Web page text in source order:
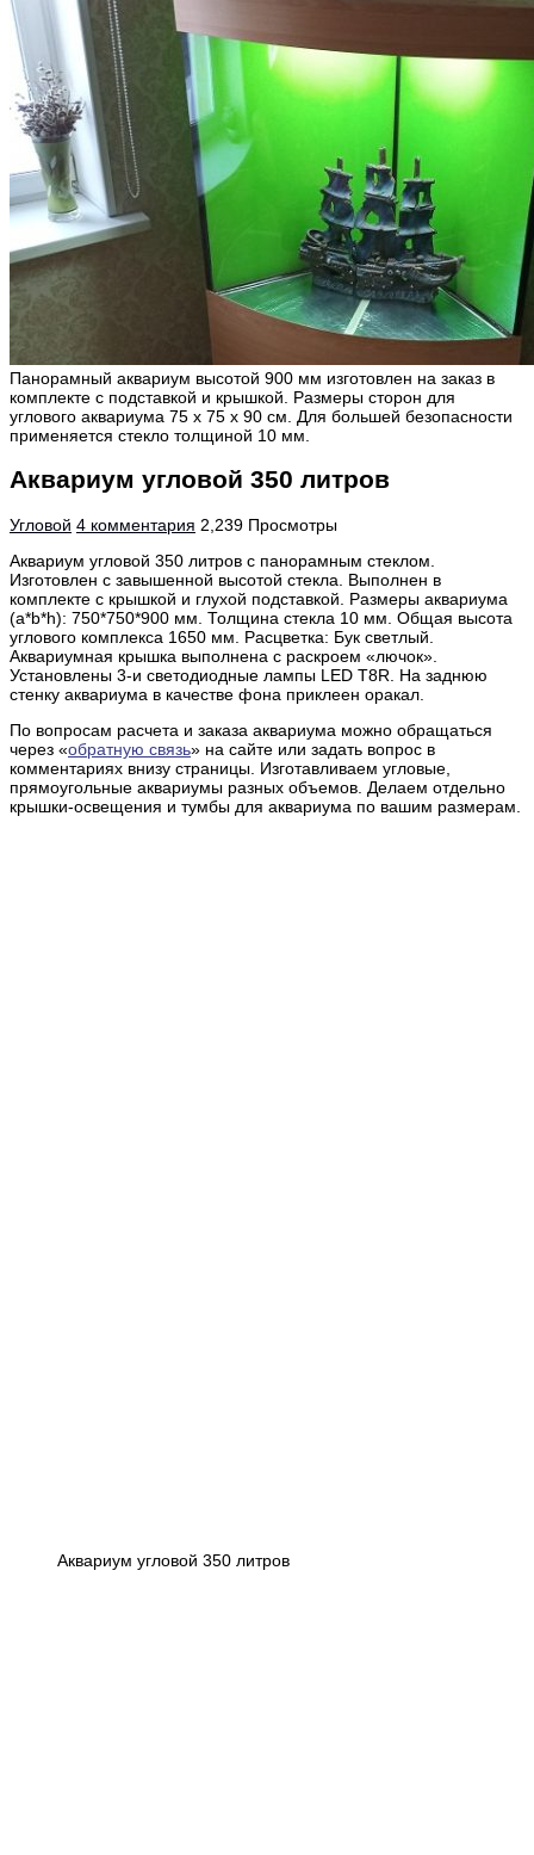
Панорамный аквариум высотой 900 мм изготовлен на заказ в
комплекте с подставкой и крышкой. Размеры сторон для
углового аквариума 75 х 75 х 90 см. Для большей безопасности
применяется стекло толщиной 10 мм.
Аквариум угловой 350 литров
Угловой 4 комментария 2,239 Просмотры
Аквариум угловой 350 литров с панорамным стеклом.
Изготовлен с завышенной высотой стекла. Выполнен в
комплекте с крышкой и глухой подставкой. Размеры аквариума
(a*b*h): 750*750*900 мм. Толщина стекла 10 мм. Общая высота
углового комплекса 1650 мм. Расцветка: Бук светлый.
Аквариумная крышка выполнена с раскроем «лючок».
Установлены 3-и светодиодные лампы LED Т8R. На заднюю
стенку аквариума в качестве фона приклеен оракал.
По вопросам расчета и заказа аквариума можно обращаться
через «обратную связь» на сайте или задать вопрос в
комментариях внизу страницы. Изготавливаем угловые,
прямоугольные аквариумы разных объемов. Делаем отдельно
крышки-освещения и тумбы для аквариума по вашим размерам.
Аквариум угловой 350 литров